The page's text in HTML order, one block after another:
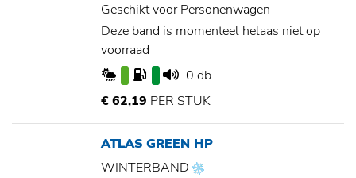
Geschikt voor Personenwagen
Deze band is momenteel helaas niet op
voorraad
0 db
€ 62,19 PER STUK
ATLAS GREEN HP
WINTERBAND